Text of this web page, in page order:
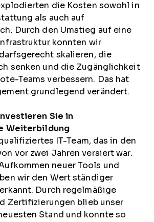
die Kosten sowohl in
als auch auf
Durch den Umstieg auf eine
konnten wir
skalieren, die
senken und die Zugänglichkeit
Teams verbessern. Das hat
grundlegend verändert.
Sie in
Weiterbildung
IT-Team, das in den
vor zwei Jahren versiert war.
neuer Tools und
wir den Wert ständiger
Durch regelmäßige
Zertifizierungen blieb unser
Stand und konnte so